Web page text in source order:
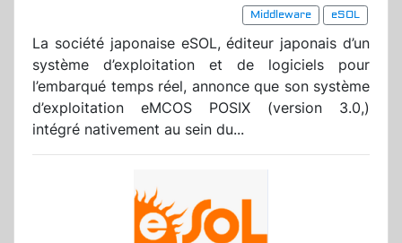
Middleware
eSOL
La société japonaise eSOL, éditeur japonais d’un
système d’exploitation et de logiciels pour
l’embarqué temps réel, annonce que son système
d’exploitation eMCOS POSIX (version 3.0,)
intégré nativement au sein du...